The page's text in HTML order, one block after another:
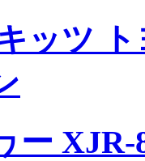
ッツ ト
ー